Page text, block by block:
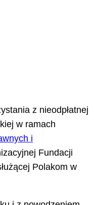
z nieodpłatnej
w ramach
i
Fundacji
Polakom w